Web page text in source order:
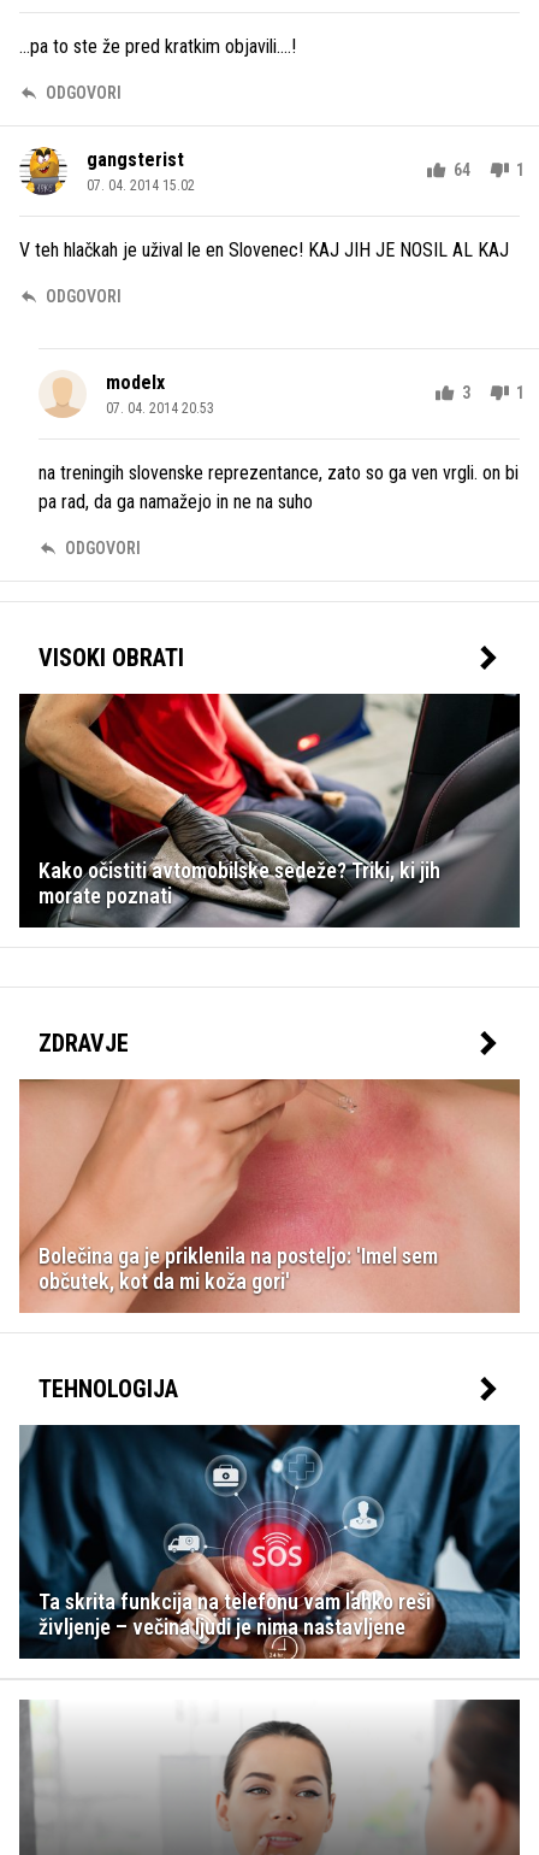
...pa to ste že pred kratkim objavili....!
ODGOVORI
gangsterist
07. 04. 2014 15.02
64 1
V teh hlačkah je užival le en Slovenec! KAJ JIH JE NOSIL AL KAJ
ODGOVORI
modelx
07. 04. 2014 20.53
3 1
na treningih slovenske reprezentance, zato so ga ven vrgli. on bi
pa rad, da ga namažejo in ne na suho
ODGOVORI
VISOKI OBRATI
Kako očistiti avtomobilske sedeže? Triki, ki jih
morate poznati
ZDRAVJE
Bolečina ga je priklenila na posteljo: 'Imel sem
občutek, kot da mi koža gori'
TEHNOLOGIJA
Ta skrita funkcija na telefonu vam lahko reši
življenje – večina ljudi je nima nastavljene